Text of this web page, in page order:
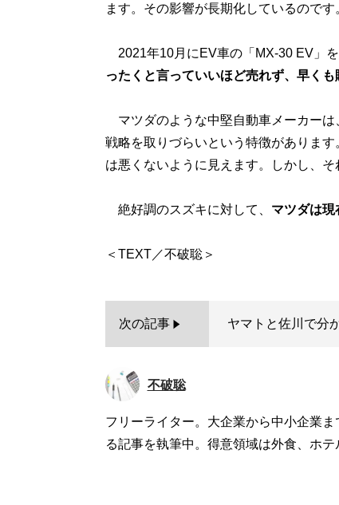
ます。その影響が長期化しているのです
2021年10月にEV車の「MX-30 EV」を
ったくと言っていいほど売れず、早くも
マツダのような中堅自動車メーカーは
戦略を取りづらいという特徴がありま
は悪くないように見えます。しかし、
絶好調のスズキに対して、 マツダは現
次の記事 ヤマトと佐川で分
不破聡
フリーライター。大企業から中小企業
る記事を執筆中。得意領域は外食、ホ